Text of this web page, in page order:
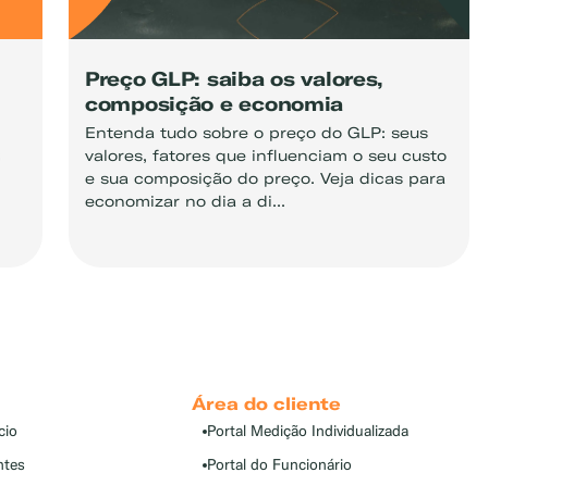
Preço GLP: saiba os valores,
composição e economia
Entenda tudo sobre o preço do GLP: seus
valores, fatores que influenciam o seu custo
e sua composição do preço. Veja dicas para
economizar no dia a di...
Área do cliente
Portal Medição Individualizada
Portal do Funcionário